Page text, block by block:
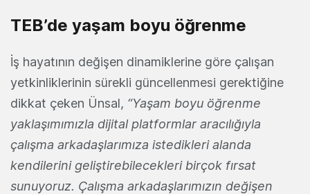
TEB’de yaşam boyu öğrenme
İş hayatının değişen dinamiklerine göre çalışan
yetkinliklerinin sürekli güncellenmesi gerektiğine
dikkat çeken Ünsal, “Yaşam boyu öğrenme
yaklaşımımızla dijital platformlar aracılığıyla
çalışma arkadaşlarımıza istedikleri alanda
kendilerini geliştirebilecekleri birçok fırsat
sunuyoruz. Çalışma arkadaşlarımızın değişen